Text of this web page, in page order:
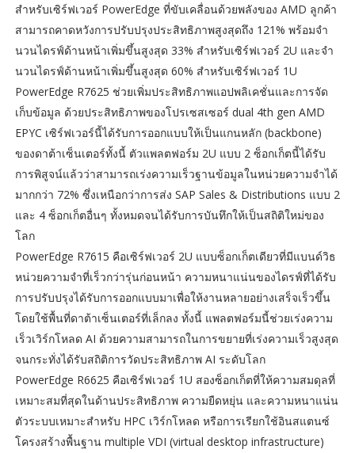
สำหรับเซิร์ฟเวอร์ PowerEdge ที่ขับเคลื่อนด้วยพลังของ AMD ลูกค้า
สามารถคาดหวังการปรับปรุงประสิทธิภาพสูงสุดถึง 121% พร้อมจำ
นวนไดรฟ์ด้านหน้าเพิ่มขึ้นสูงสุด 33% สำหรับเซิร์ฟเวอร์ 2U และจำ
นวนไดรฟ์ด้านหน้าเพิ่มขึ้นสูงสุด 60% สำหรับเซิร์ฟเวอร์ 1U
PowerEdge R7625 ช่วยเพิ่มประสิทธิภาพแอปพลิเคชั่นและการจัด
เก็บข้อมูล ด้วยประสิทธิภาพของโปรเซสเซอร์ dual 4th gen AMD
EPYC เซิร์ฟเวอร์นี้ได้รับการออกแบบให้เป็นแกนหลัก (backbone)
ของดาต้าเซ็นเตอร์ทั้งนี้ ตัวแพลตฟอร์ม 2U แบบ 2 ซ็อกเก็ตนี้ได้รับ
การพิสูจน์แล้วว่าสามารถเร่งความเร็วฐานข้อมูลในหน่วยความจำได้
มากกว่า 72% ซึ่งเหนือกว่าการส่ง SAP Sales & Distributions แบบ 2
และ 4 ซ็อกเก็ตอื่นๆ ทั้งหมดจนได้รับการบันทึกให้เป็นสถิติใหม่ของ
โลก
PowerEdge R7615 คือเซิร์ฟเวอร์ 2U แบบซ็อกเก็ตเดียวที่มีแบนด์วิธ
หน่วยความจำที่เร็วกว่ารุ่นก่อนหน้า ความหนาแน่นของไดรฟ์ที่ได้รับ
การปรับปรุงได้รับการออกแบบมาเพื่อให้งานหลายอย่างเสร็จเร็วขึ้น
โดยใช้พื้นที่ดาต้าเซ็นเตอร์ที่เล็กลง ทั้งนี้ แพลตฟอร์มนี้ช่วยเร่งความ
เร็วเวิร์กโหลด AI ด้วยความสามารถในการขยายที่เร่งความเร็วสูงสุด
จนกระทั่งได้รับสถิติการวัดประสิทธิภาพ AI ระดับโลก
PowerEdge R6625 คือเซิร์ฟเวอร์ 1U สองซ็อกเก็ตที่ให้ความสมดุลที่
เหมาะสมที่สุดในด้านประสิทธิภาพ ความยืดหยุ่น และความหนาแน่น
ตัวระบบเหมาะสำหรับ HPC เวิร์กโหลด หรือการเรียกใช้อินสแตนซ์
โครงสร้างพื้นฐาน multiple VDI (virtual desktop infrastructure)